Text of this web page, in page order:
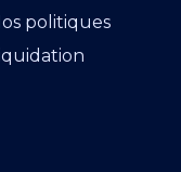
politiques